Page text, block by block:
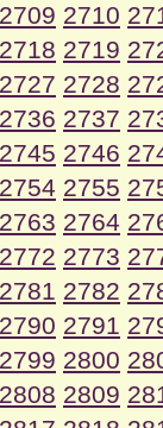
2709 2710
2718 2719
2727 2728
2736 2737
2745 2746
2754 2755
2763 2764
2772 2773
2781 2782
2790 2791
2799 2800
2808 2809